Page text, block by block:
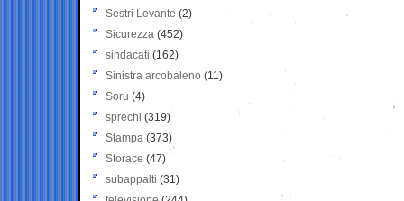
Sestri Levante (2)
Sicurezza (452)
sindacati (162)
Sinistra arcobaleno (11)
Soru (4)
sprechi (319)
Stampa (373)
Storace (47)
subappalti (31)